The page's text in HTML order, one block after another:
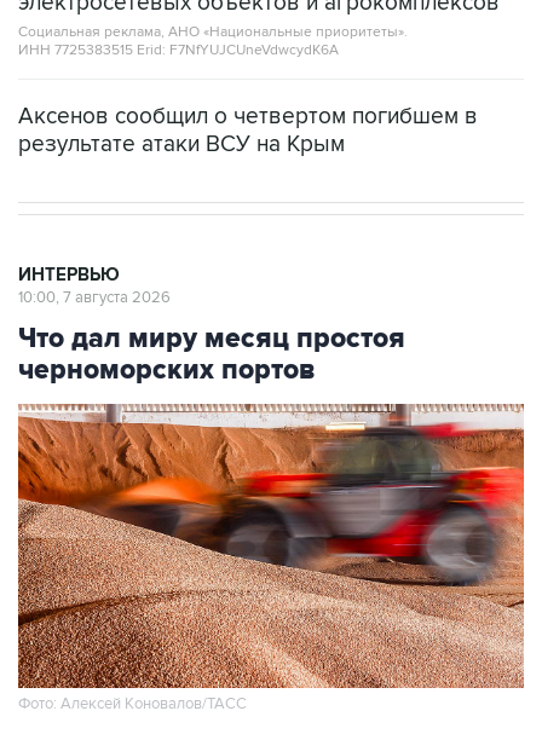
Социальная реклама, АНО «Национальные приоритеты».
ИНН 7725383515 Erid: F7NfYUJCUneVdwcydK6A
Аксенов сообщил о четвертом погибшем в
результате атаки ВСУ на Крым
ИНТЕРВЬЮ
10:00, 7 августа 2026
Что дал миру месяц простоя
черноморских портов
Фото: Алексей Коновалов/ТАСС